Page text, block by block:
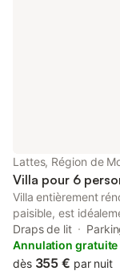
Lattes, Région de
Villa pour 6
Villa entièrement
paisible, est
ville de Montpellier.
baignoire et
machine à laver la
Draps de lit
Annulation gratuite
dès 355 € par nuit